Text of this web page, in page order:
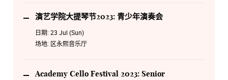
演艺学院大提琴节2023: 青少年演奏会
日期: 23 Jul (Sun)
场地: 区永熙音乐厅
Academy Cello Festival 2023: Senior